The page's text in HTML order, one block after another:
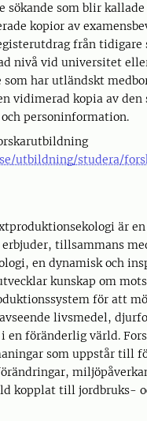
sökande som blir
kopior av
från tidigare
nivå vid universitet
som har utländskt
vidimerad kopia av den
personinformation.
utbildning/studera/
är en
tillsammans
en dynamisk och
kunskap om
för att
livsmedel,
en föränderlig värld.
som uppstår till
kopplat till jordbruks-